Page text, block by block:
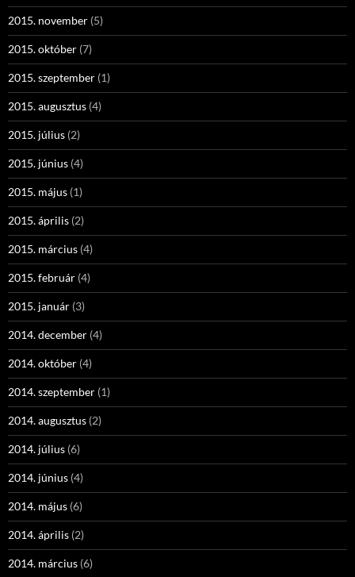
2015. november (5)
2015. október (7)
2015. szeptember (1)
2015. augusztus (4)
2015. július (2)
2015. június (4)
2015. május (1)
2015. április (2)
2015. március (4)
2015. február (4)
2015. január (3)
2014. december (4)
2014. október (4)
2014. szeptember (1)
2014. augusztus (2)
2014. július (6)
2014. június (4)
2014. május (6)
2014. április (2)
2014. március (6)